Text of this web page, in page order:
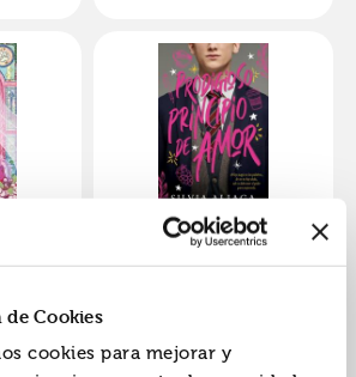
Cookies
cookies para mejorar y
Prodigioso principio
Autor:Aliaga, Silvia